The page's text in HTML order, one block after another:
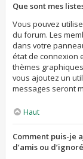
Que sont mes
Vous pouvez
du forum. Les
dans votre
état de connexion
thèmes
vous ajoutez un
messages seront
Haut
Comment puis-je
d’amis ou